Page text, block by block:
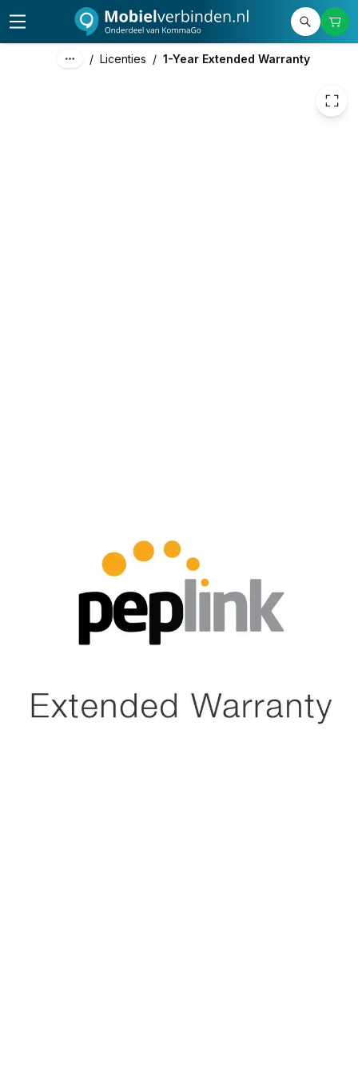
/ Licenties / 1-Year Extended Warranty
35,00 excl. btw
42,35 incl. btw